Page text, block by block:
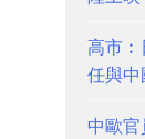
高市
任與
中歐